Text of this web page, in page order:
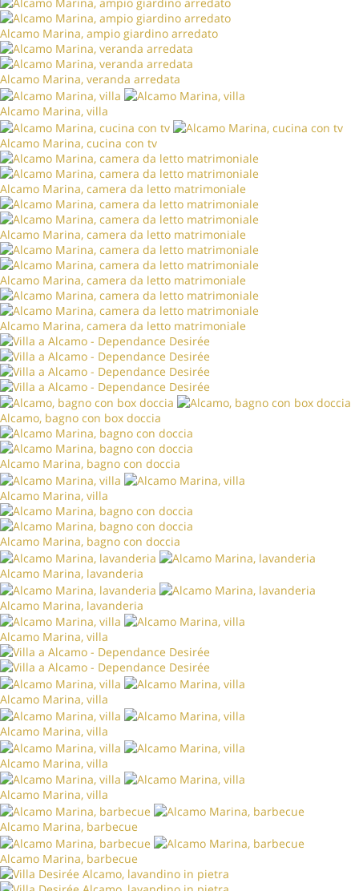
Alcamo Marina, ampio giardino arredato
Alcamo Marina, veranda arredata
Alcamo Marina, villa
Alcamo Marina, cucina con tv
Alcamo Marina, camera da letto matrimoniale
Alcamo Marina, camera da letto matrimoniale
Alcamo Marina, camera da letto matrimoniale
Alcamo Marina, camera da letto matrimoniale
Alcamo, bagno con box doccia
Alcamo Marina, bagno con doccia
Alcamo Marina, villa
Alcamo Marina, bagno con doccia
Alcamo Marina, lavanderia
Alcamo Marina, lavanderia
Alcamo Marina, villa
Alcamo Marina, villa
Alcamo Marina, villa
Alcamo Marina, villa
Alcamo Marina, villa
Alcamo Marina, barbecue
Alcamo Marina, barbecue